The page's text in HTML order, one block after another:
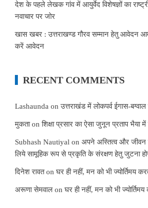
देश के पहले लेखक गांव में आयुर्वेद विशेषज्ञों का
नवाचार पर जोर
खास खबर : उत्तराखण्ड गौरव सम्मान हेतु आवेदन
करें आवेदन
RECENT COMMENTS
Lashaunda onउत्तराखंड में लोकपर्व ईगास-
मुकताonशिक्षा प्रसार का ऐसा जुनून प्रताप भैया
Subhash Nautiyal on अपने अस्तित्व और जीवन
लिये सामूहिक रूप से प्रकृति के संरक्षण हेतु जुटना
दिनेश रावतonघर ही नहीं, मन को भी ज्योर्तिमय
अरूणा सेमवाल onघर ही नहीं, मन को भी ज्योर्तिमय